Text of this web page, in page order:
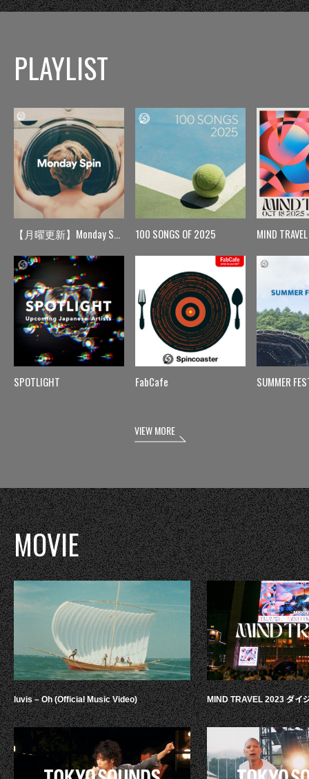
PLAYLIST
【月曜更新】Monday Spin
SPOTLIGHT
100 SONGS OF 2025
FabCafe
MIND TRAVEL
SUMMER
VIEW MORE
MOVIE
luvis – Oh (Official Music Video) MIND TRAVEL 2023 ダイ